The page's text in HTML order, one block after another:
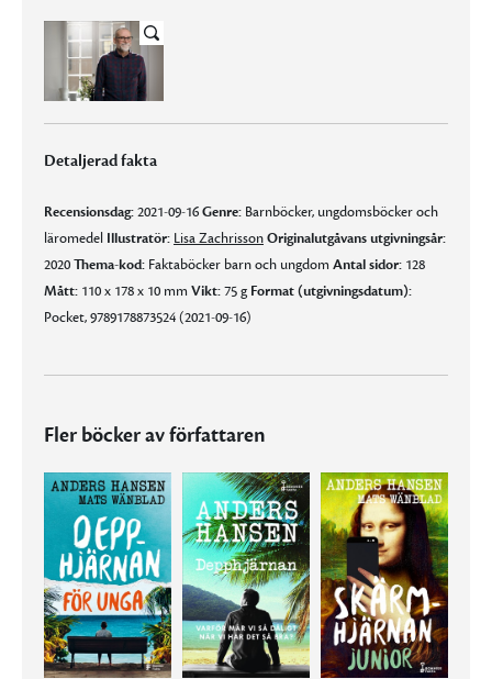
Detaljerad fakta
Recensionsdag:2021-09-16Genre: Barnböcker, ungdomsböcker och
läromedel Illustratör: Lisa ZachrissonOriginalutgåvans utgivningsår:
2020Thema-kod: Faktaböcker barn och ungdomAntal sidor: 128
Mått: 110 x 178 x 10 mmVikt:75 g Format (utgivningsdatum):
Pocket, 9789178873524 (2021-09-16)
Fler böcker av författaren